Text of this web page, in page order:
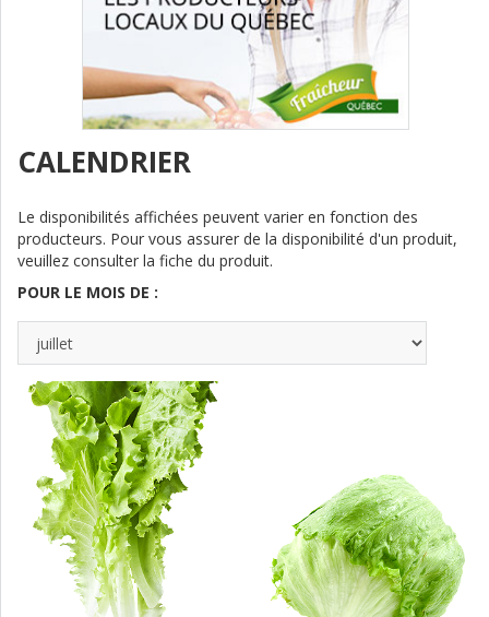
CALENDRIER
Le disponibilités affichées peuvent varier en fonction des
producteurs. Pour vous assurer de la disponibilité d'un produit,
veuillez consulter la fiche du produit.
POUR LE MOIS DE :